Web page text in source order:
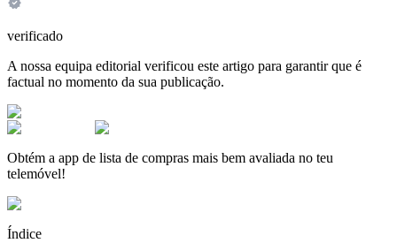
verificado
A nossa equipa editorial verificou este artigo para garantir que é
factual no momento da sua publicação.
Obtém a app de lista de compras mais bem avaliada no teu
telemóvel!
Índice